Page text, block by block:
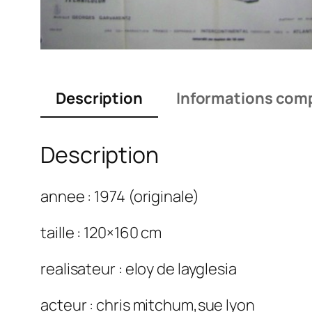
Description Informations
Description
annee : 1974 (originale)
taille : 120×160 cm
realisateur : eloy de layglesia
acteur : chris mitchum,sue lyon